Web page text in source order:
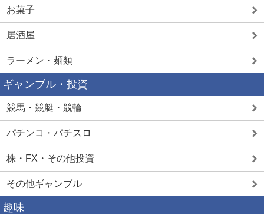
お菓子
居酒屋
ラーメン・麺類
ギャンブル・投資
競馬・競艇・競輪
パチンコ・パチスロ
株・FX・その他投資
その他ギャンブル
趣味